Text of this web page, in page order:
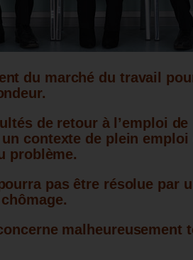
du marché du travail
de retour à l’emploi de
un contexte de plein
problème.
pas être résolue par
malheureusement